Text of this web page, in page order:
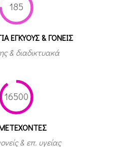
185
ΕΓΚΥΟΥΣ & ΓΟΝΕΙΣ
& διαδικτυακά
16500
& επ. υγείας